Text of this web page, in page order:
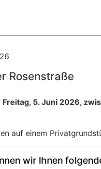
Rosenstraße
5. Juni 2026,
auf einem
wir Ihnen